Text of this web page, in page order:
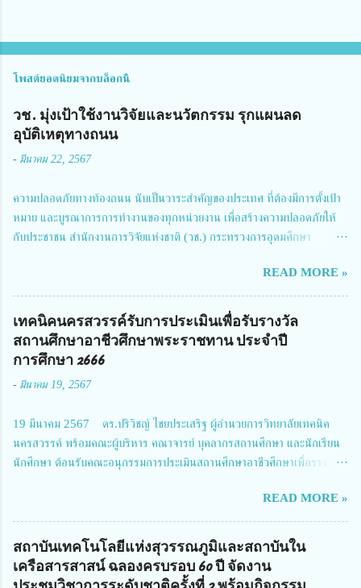
โพสต์ยอดนิยมจากบล็อกนี้
วช. มุ่งเป้าใช้งานวิจัยและนวัตกรรม รุกแผนลด
อุบัติเหตุทางถนน
- มีนาคม 22, 2567
ความปลอดภัยทางท้องถนน นับเป็นวาระสำคัญของประเทศ ที่ต้องมีการตั้งเป้า
หมาย และบูรณาการการทำงานของทุกหน่วยงาน เพื่อสร้างความปลอดภัยให้
กับประชาชน สำนักงานการวิจัยแห่งชาติ (วช.) กระทรวงการอุดมศึกษา
สมาคมวิศวกรรมชีวการแพทย์ไทย จัดการประชุมเผยแพร่ผลการดำเนินงาน
โครงการการวิจัยเชิงปฏิบัติการโดยบูรณาการทุกภาคส่วน เพื่อลดอุบัติเหตุและ
การเสียชีวิตให้สอดคล้องกับเป้าหมายแผนแม่บทฉบับที่ 5 ในวันที่ 22 มีนาคม
2567 โดยมี ดร.วิภารัตน์ ดีอ่อง ผู้อำนวยการสำนักงานการวิจัยแห่งชาติ เป็น
ประธานในพิธีเปิดพร้อมให้นโยบายการผลักดันงานวิจัยเพื่อความปลอดภัยทาง
การประชุมในครั้งนี้ นางสาวสตตกมล เกียรติพานิช ผู้อำนวยการกองบริหารทุน
Richmond Stylish Convention Hotel จังหวัดนนทบุรี ดร.วิภารัตน์ ดีอ่อง
ผู้อำนวยการสำนักงานการวิจัยแห่งชาติ กล่าวว่า วช. ในฐานะหน่วยงานบริหาร
จัดการทุนวิจัยและนวัตกรรมได้เล็งเห็นถึงความสำคัญของกา...
READ MORE »
เทคนิคนครสวรรค์รับการประเมินเพื่อรับรางวัล
สถานศึกษาอาชีวศึกษาพระราชทาน ประจำปี
การศึกษา 2666
- มีนาคม 19, 2567
19 มีนาคม 2567 ดร.ปริวิชญ์ ไชยประเสริฐ ผู้อำนวยการวิทยาลัยเทคนิค
นครสวรรค์ พร้อมคณะผู้บริหาร คณาจารย์ บุคลากรสถานศึกษา และนักเรียน
นักศึกษา ต้อนรับคณะอนุกรรมการประเมินสถานศึกษาอาชีวศึกษาเพื่อรางวัล
นายจักรภพ เนวะมาตย์ ผู้อำนวยการวิทยาลัยเทคนิคตาก ประธานคณะอนุกร
รมการฯ 1.นายวณิชา คณะใน ผู้ทรงคุณวุฒิ 2.นายภัทธาวุธ โพธา ผู้อำนวย
การวิทยาลัยสารพัดช่างกำแพงเพชร 3.นางสาวหัตถาภรณ์ เสาร์เรือน ผู้อำนวย
การวิทยาลัยการอาชีพบ้านตาก 4.นางเพ็ญศรี ขุนทอง ผู้อำนวยการวิทยาลัย
การอาชีพรัตนประสิทธิ์วิทย์ 5.นายธเนศ คงวังทอง ผู้อำนวยการวิทยาลัย
READ MORE »
สถาบันเทคโนโลยีแห่งสุวรรณภูมิและสถาบันใน
เครือสารสาสน์ ฉลองครบรอบ 60 ปี จัดงาน